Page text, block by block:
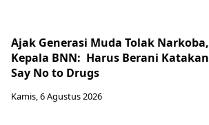
Ajak Generasi Muda Tolak Narkoba,
Kepala BNN: Harus Berani Katakan
Say No to Drugs
Kamis, 6 Agustus 2026